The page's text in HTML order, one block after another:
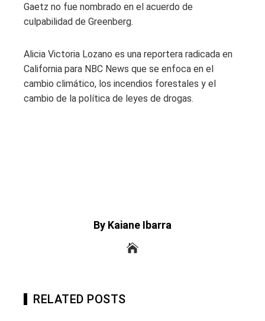
Gaetz no fue nombrado en el acuerdo de
culpabilidad de Greenberg.
Alicia Victoria Lozano es una reportera radicada en
California para NBC News que se enfoca en el
cambio climático, los incendios forestales y el
cambio de la política de leyes de drogas.
By Kaiane Ibarra
RELATED POSTS